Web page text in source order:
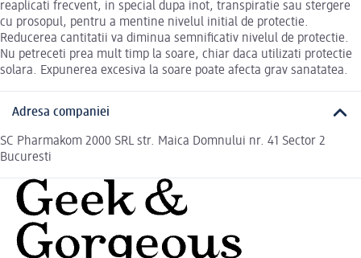
reaplicati frecvent, in special dupa inot, transpiratie sau stergere
cu prosopul, pentru a mentine nivelul initial de protectie.
Reducerea cantitatii va diminua semnificativ nivelul de protectie.
Nu petreceti prea mult timp la soare, chiar daca utilizati protectie
solara. Expunerea excesiva la soare poate afecta grav sanatatea.
Adresa companiei
SC Pharmakom 2000 SRL str. Maica Domnului nr. 41 Sector 2
Bucuresti